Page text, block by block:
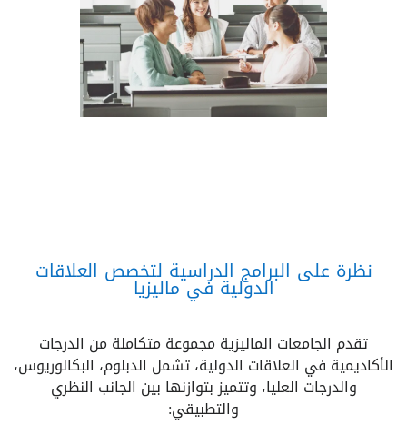
نظرة على البرامج الدراسية لتخصص العلاقات
الدولية في ماليزيا
تقدم الجامعات الماليزية مجموعة متكاملة من الدرجات
الأكاديمية في العلاقات الدولية، تشمل الدبلوم، البكالوريوس،
والدرجات العليا، وتتميز بتوازنها بين الجانب النظري
والتطبيقي: